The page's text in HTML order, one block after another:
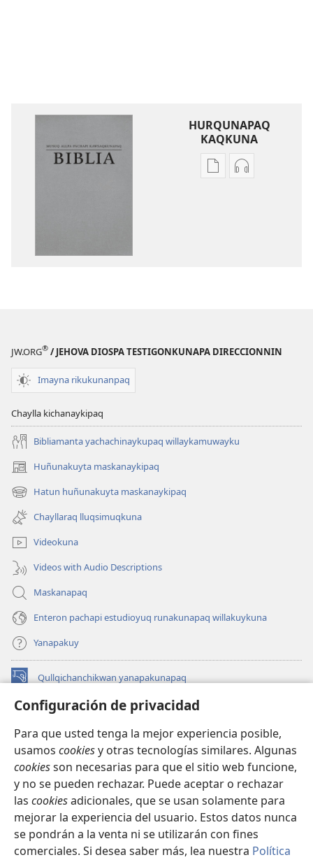
Configuración de privacidad
Para que usted tenga la mejor experiencia posible,
usamos cookiesy otras tecnologías similares. Algunas
cookiesson necesarias para que el sitio web funcione,
y no se pueden rechazar. Puede aceptar o rechazar
las cookiesadicionales, que se usan solamente para
mejorar la experiencia del usuario. Estos datos nunca
se pondrán a la venta ni se utilizarán con fines
comerciales. Si desea saber más, lea nuestra Política
HURQUNAPAQ
KAQKUNA
Qillqakunata
Uyarinapaq
JW.ORG® / JEHOVA DIOSPA TESTIGONKUNAPA DIRECCIONNIN
Imayna rikukunanpaq
Chaylla kichanaykipaq
Bibliamanta yachachinaykupaq willaykamuwayku
Huñunakuyta maskanaykipaq
(abre
una
nueva
ventana)
Hatun huñunakuyta maskanaykipaq
(abre
una
nueva
ventana)
Chayllaraq lluqsimuqkuna
Videokuna
Videos with Audio Descriptions
Maskanapaq
Enteron pachapi estudioyuq runakunapaq willakuykuna
Yanapakuy
Qullqichanchikwan yanapakunapaq
(abre
nueva INTERNETPI QILLQAKUNA Watchtower™
una
nueva
ventana)
JW Hub
(abre
una
nueva
ventana)
JW Library®
Watchtower Library